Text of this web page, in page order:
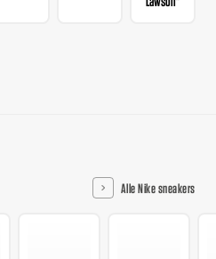
Alle Nike sneakers